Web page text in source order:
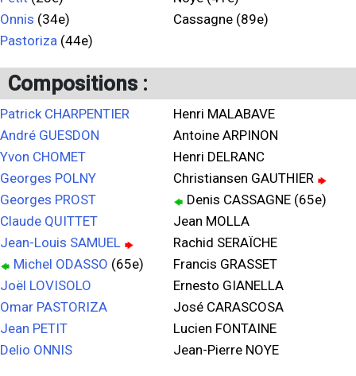
Onnis (34e)
Pastoriza (44e)
Cassagne (89e)
Compositions :
Patrick CHARPENTIER
André GUESDON
Yvon CHOMET
Georges POLNY
Georges PROST
Claude QUITTET
Jean-Louis SAMUEL
Michel ODASSO (65e)
Joël LOVISOLO
Omar PASTORIZA
Jean PETIT
Delio ONNIS
Henri MALABAVE
Antoine ARPINON
Henri DELRANC
Christiansen GAUTHIER
Denis CASSAGNE (65e)
Jean MOLLA
Rachid SERAÏCHE
Francis GRASSET
Ernesto GIANELLA
José CARASCOSA
Lucien FONTAINE
Jean-Pierre NOYE